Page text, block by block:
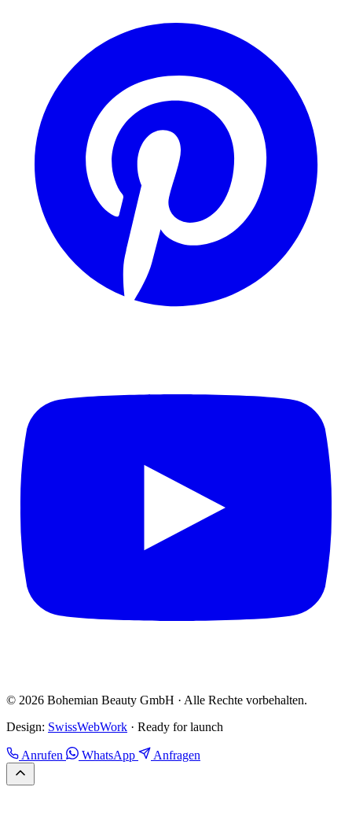
© 2026 Bohemian Beauty GmbH · Alle Rechte vorbehalten.
Design: SwissWebWork · Ready for launch
Anrufen WhatsApp Anfragen